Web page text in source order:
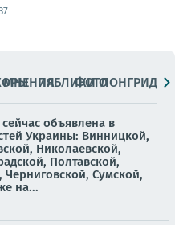
МНЕНИЯПАБЛИКИ
ФОТОЛОНГРИДЫ
объявлена в
Украины: Винницкой,
Николаевской,
Полтавской,
Сумской,
на...